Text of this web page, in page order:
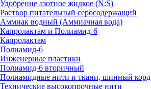
Удобрение азотное жидкое (N:S)
Раствор питательный серосодержащий
Аммиак водный (Аммиачная вода)
Капролактам и Полиамид-6
Капролактам
Полиамид-6
Инженерные пластики
Полиамид-6 вторичный
Полиамидные нити и ткани, шинный корд
Технические высокопрочные нити